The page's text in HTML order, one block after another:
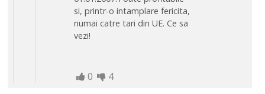
si, printr-o intamplare fericita,
numai catre tari din UE. Ce sa
vezi!
0 4